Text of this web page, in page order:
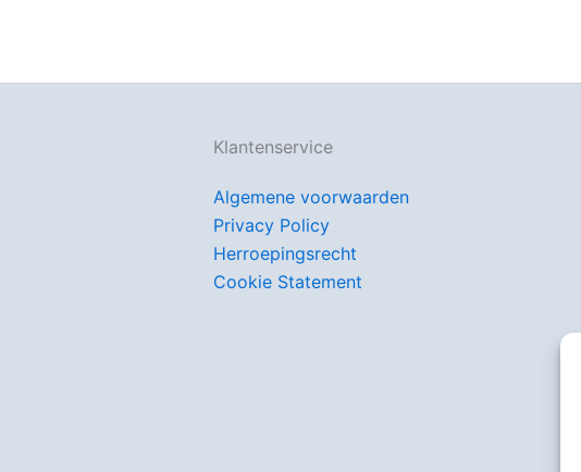
Klantenservice
Algemene voorwaarden
Privacy Policy
Herroepingsrecht
Cookie Statement